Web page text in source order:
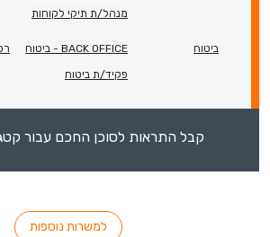
מנהל/ת תיקי לקוחות
ביטוח BACK OFFICE - ביטוח
פקיד/ת ביטוח
קבל התראות לסוכן החכם עבור
למשרות נוספות